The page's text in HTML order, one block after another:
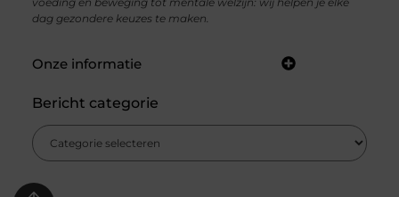
dag gezondere keuzes te maken.
Onze informatie
Bericht categorie